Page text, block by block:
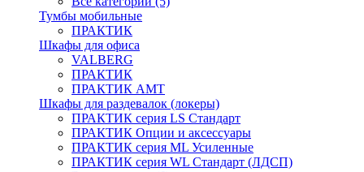
Тумбы мобильные
ПРАКТИК
Шкафы для офиса
VALBERG
ПРАКТИК
ПРАКТИК AMT
Шкафы для раздевалок (локеры)
ПРАКТИК cерия LS Стандарт
ПРАКТИК Опции и аксессуары
ПРАКТИК серия ML Усиленные
ПРАКТИК серия WL Стандарт (ЛДСП)